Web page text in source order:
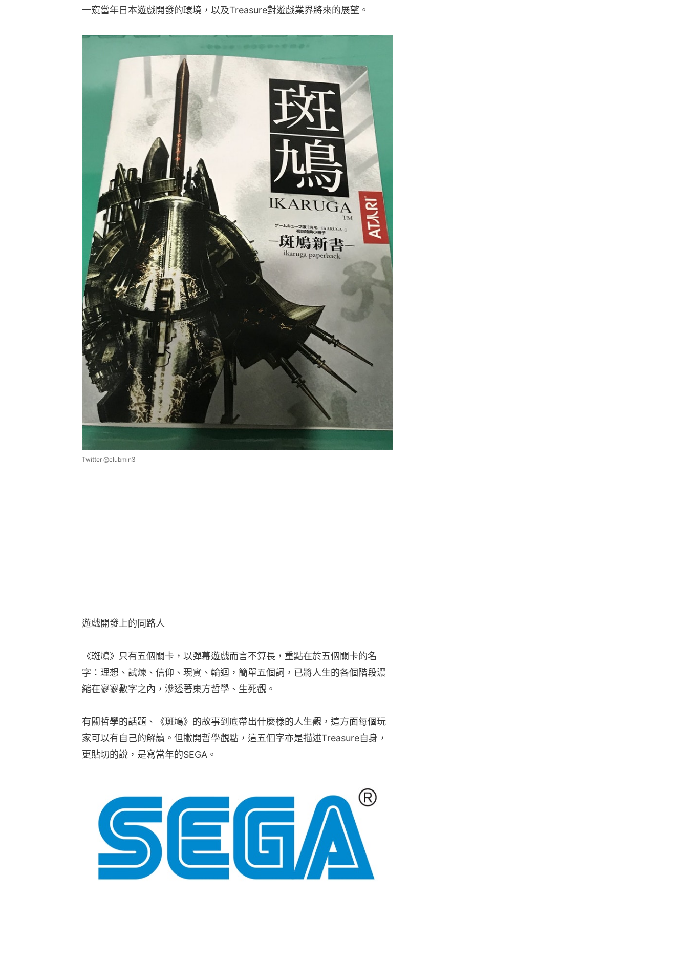
一窺當年日本遊戲開發的環境，以及Treasure對遊戲業界將來的展望。
Twitter @clubmin3
遊戲開發上的同路人
《斑鳩》只有五個關卡，以彈幕遊戲而言不算長，重點在於五個關卡的名
字：理想、試煉、信仰、現實、輪迴，簡單五個詞，已將人生的各個階段濃
縮在寥寥數字之內，滲透著東方哲學、生死觀。
有關哲學的話題、《斑鳩》的故事到底帶出什麼樣的人生觀，這方面每個玩
家可以有自己的解讀。但撇開哲學觀點，這五個字亦是描述Treasure自身，
更貼切的說，是寫當年的SEGA。